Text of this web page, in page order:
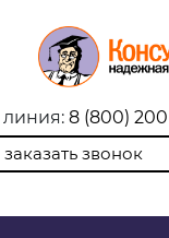
линия: 8 (800)
заказать звонок